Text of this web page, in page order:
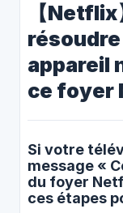
【
appareil
ce foyer
Si votre
message «
du foyer
ces étapes